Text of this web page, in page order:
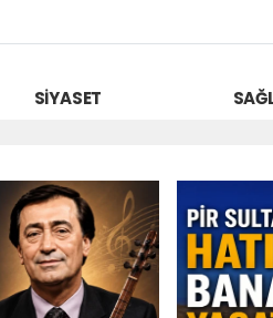
SIYASET